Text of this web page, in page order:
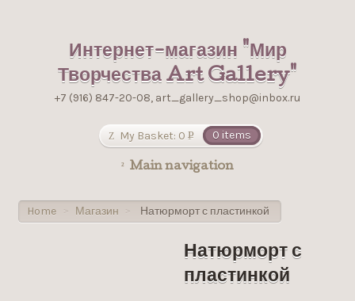
Интернет-магазин "Мир
Творчества Art Gallery"
+7 (916) 847-20-08, art_gallery_shop@inbox.ru
My Basket: 0Р
0 items
Main navigation
Home > Магазин > Натюрморт с пластинкой
Натюрморт с
пластинкой